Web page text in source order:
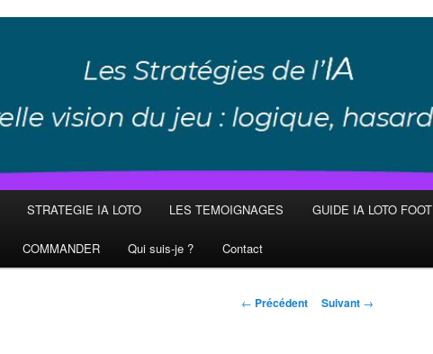
STRATEGIE IA LOTO LES TEMOIGNAGES GUIDE IA LOTO FOOT
COMMANDER Qui suis-je ? Contact
Navigation
← Précédent Suivant →